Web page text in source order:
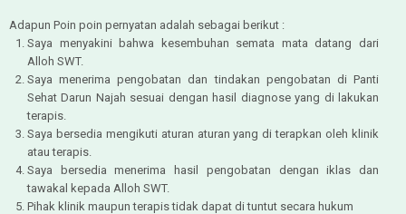
Adapun Poin poin pernyatan adalah sebagai berikut :
Saya menyakini bahwa kesembuhan semata mata datang dari
Alloh SWT.
Saya menerima pengobatan dan tindakan pengobatan di Panti
Sehat Darun Najah sesuai dengan hasil diagnose yang di lakukan
terapis.
Saya bersedia mengikuti aturan aturan yang di terapkan oleh klinik
atau terapis.
Saya bersedia menerima hasil pengobatan dengan iklas dan
tawakal kepada Alloh SWT.
Pihak klinik maupun terapis tidak dapat di tuntut secara hukum